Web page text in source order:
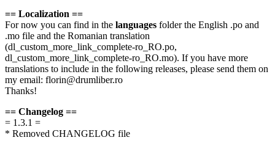
== Localization ==
For now you can find in the languages folder the English .po and
.mo file and the Romanian translation
(dl_custom_more_link_complete-ro_RO.po,
dl_custom_more_link_complete-ro_RO.mo). If you have more
translations to include in the following releases, please send them on
my email: florin@drumliber.ro
Thanks!
== Changelog ==
= 1.3.1 =
* Removed CHANGELOG file